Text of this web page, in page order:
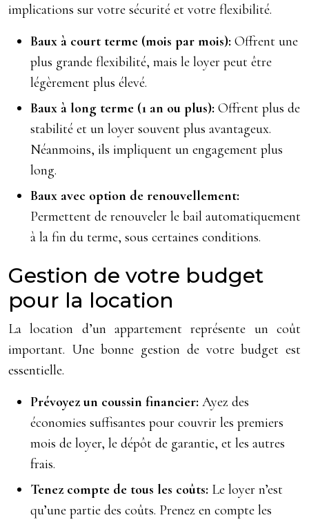
implications sur votre sécurité et votre flexibilité.
Baux à court terme (mois par mois): Offrent une
plus grande flexibilité, mais le loyer peut être
légèrement plus élevé.
Baux à long terme (1 an ou plus): Offrent plus de
stabilité et un loyer souvent plus avantageux.
Néanmoins, ils impliquent un engagement plus
long.
Baux avec option de renouvellement:
Permettent de renouveler le bail automatiquement
à la fin du terme, sous certaines conditions.
Gestion de votre budget
pour la location
La location d’un appartement représente un coût
important. Une bonne gestion de votre budget est
essentielle.
Prévoyez un coussin financier: Ayez des
économies suffisantes pour couvrir les premiers
mois de loyer, le dépôt de garantie, et les autres
frais.
Tenez compte de tous les coûts: Le loyer n’est
qu’une partie des coûts. Prenez en compte les